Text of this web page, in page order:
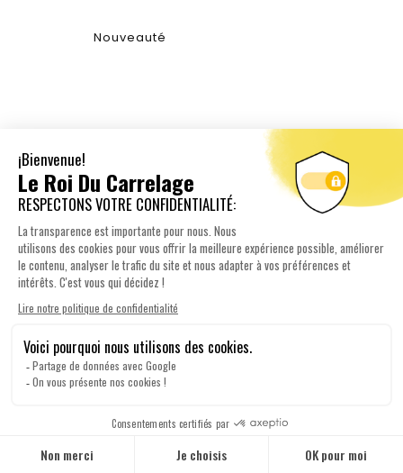
Nouveauté
favorite_border visibility
FRESNO CHÊNE 8×45 GRÈS...
Nouveauté